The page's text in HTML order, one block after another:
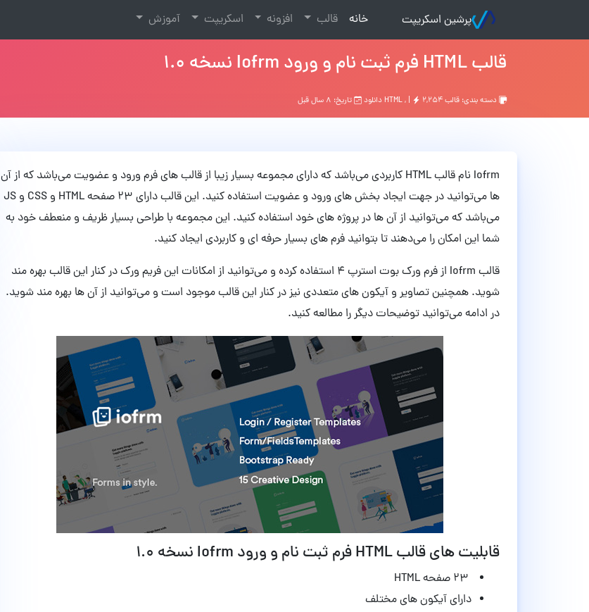
پرشین اسکریپت خانه
(current) قالب افزونه اسکریپت آموزش
قالب HTML فرم ثبت نام و ورود Iofrm نسخه 1.0
دسته بندی: قالب HTML , | ۲,۲۵۴ دانلود تاریخ: ۸ سال قبل
Iofrm نام قالب HTML کاربردی می‌باشد که دارای مجموعه بسیار زیبا از قالب های فرم ورود و عضویت می‌باشد که از آن
ها می‌توانید در جهت ایجاد بخش های ورود و عضویت استفاده کنید. این قالب دارای 23 صفحه HTML و CSS و JS
می‌باشد که می‌توانید از آن ها در پروژه های خود استفاده کنید. این مجموعه با طراحی بسیار ظریف و منعطف خود به
شما این امکان را می‌دهند تا بتوانید فرم های بسیار حرفه ای و کاربردی ایجاد کنید.
قالب Iofrm از فرم ورک بوت استرپ 4 استفاده کرده و می‌توانید از امکانات این فریم ورک در کنار این قالب بهره مند
شوید. همچنین تصاویر و آیکون های متعددی نیز در کنار این قالب موجود است و می‌توانید از آن ها بهره مند شوید.
در ادامه می‌توانید توضیحات دیگر را مطالعه کنید.
قابلیت های قالب HTML فرم ثبت نام و ورود Iofrm نسخه 1.0
دارای آیکون های مختلف